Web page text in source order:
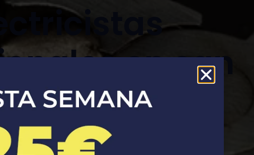
en san
de salinas
eléctricas seguras y
para tu hogar y negocio.​